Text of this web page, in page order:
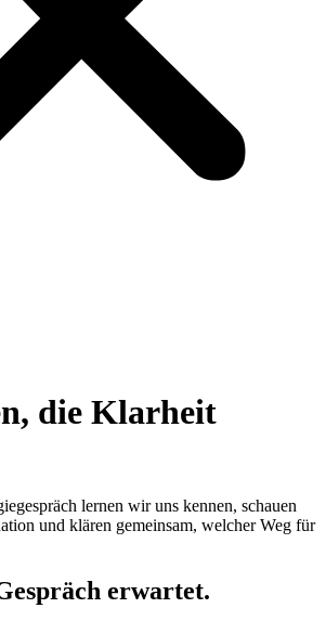
die Klarheit
lernen wir uns kennen, schauen
und klären gemeinsam, welcher Weg für
erwartet.